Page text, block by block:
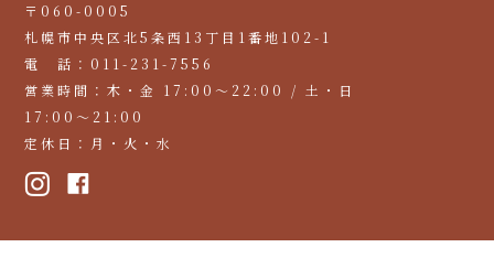
〒060-0005
札幌市中央区北5条西13丁目1番地102-1
電 話：011-231-7556
営業時間：木・金 17:00〜22:00 / 土・日
17:00〜21:00
定休日：月・火・水